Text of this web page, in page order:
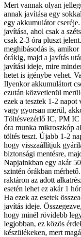
Mert vannak olyan
annak javítása egy
egy akkumulátor
javítása, ahol csak a
csak 2-3 óra pluszt
meghibásodás is,
órákig, majd a javítás
javítási ideje, mire
hetet is igénybe vehet.
Ilyenkor akkumulátort
ezután közvetlenül
ezek a tesztek 1-2 napot
vagy gyorsan merül,
Töltésvezérlő IC, PM IC
óra munka mikroszkóp
töltés teszt. Újabb 1-2
hogy visszaállítjuk
biztonsági mentésre,
Napjainkban egy akár
szintén órákban
raktáron az adott
esetén lehet ez akár 1
Ha ezek az esetek
javítás ideje.
hogy minél rövidebb
legjobban, ez közös
készülékeken, mert